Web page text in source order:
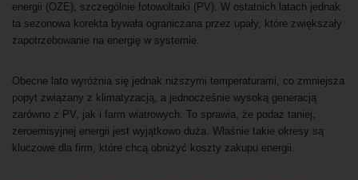
energii (OZE), szczególnie fotowoltaiki (PV). W ostatnich latach jednak
ta sezonowa korekta bywała ograniczana przez upały, które zwiększały
zapotrzebowanie na energię w systemie.
Obecne lato wyróżnia się jednak niższymi temperaturami, co zmniejsza
popyt związany z klimatyzacją, a jednocześnie wysoką generacją
zarówno z PV, jak i farm wiatrowych. To sprawia, że podaż taniej,
zeroemisyjnej energii jest wyjątkowo duża. Właśnie takie okresy są
kluczowe dla firm, które chcą obniżyć koszty zakupu energii.